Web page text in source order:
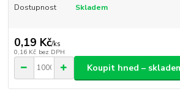
Dostupnost Skladem
0,19 Kč/ks
0,16 Kč bez DPH
Koupit hned –